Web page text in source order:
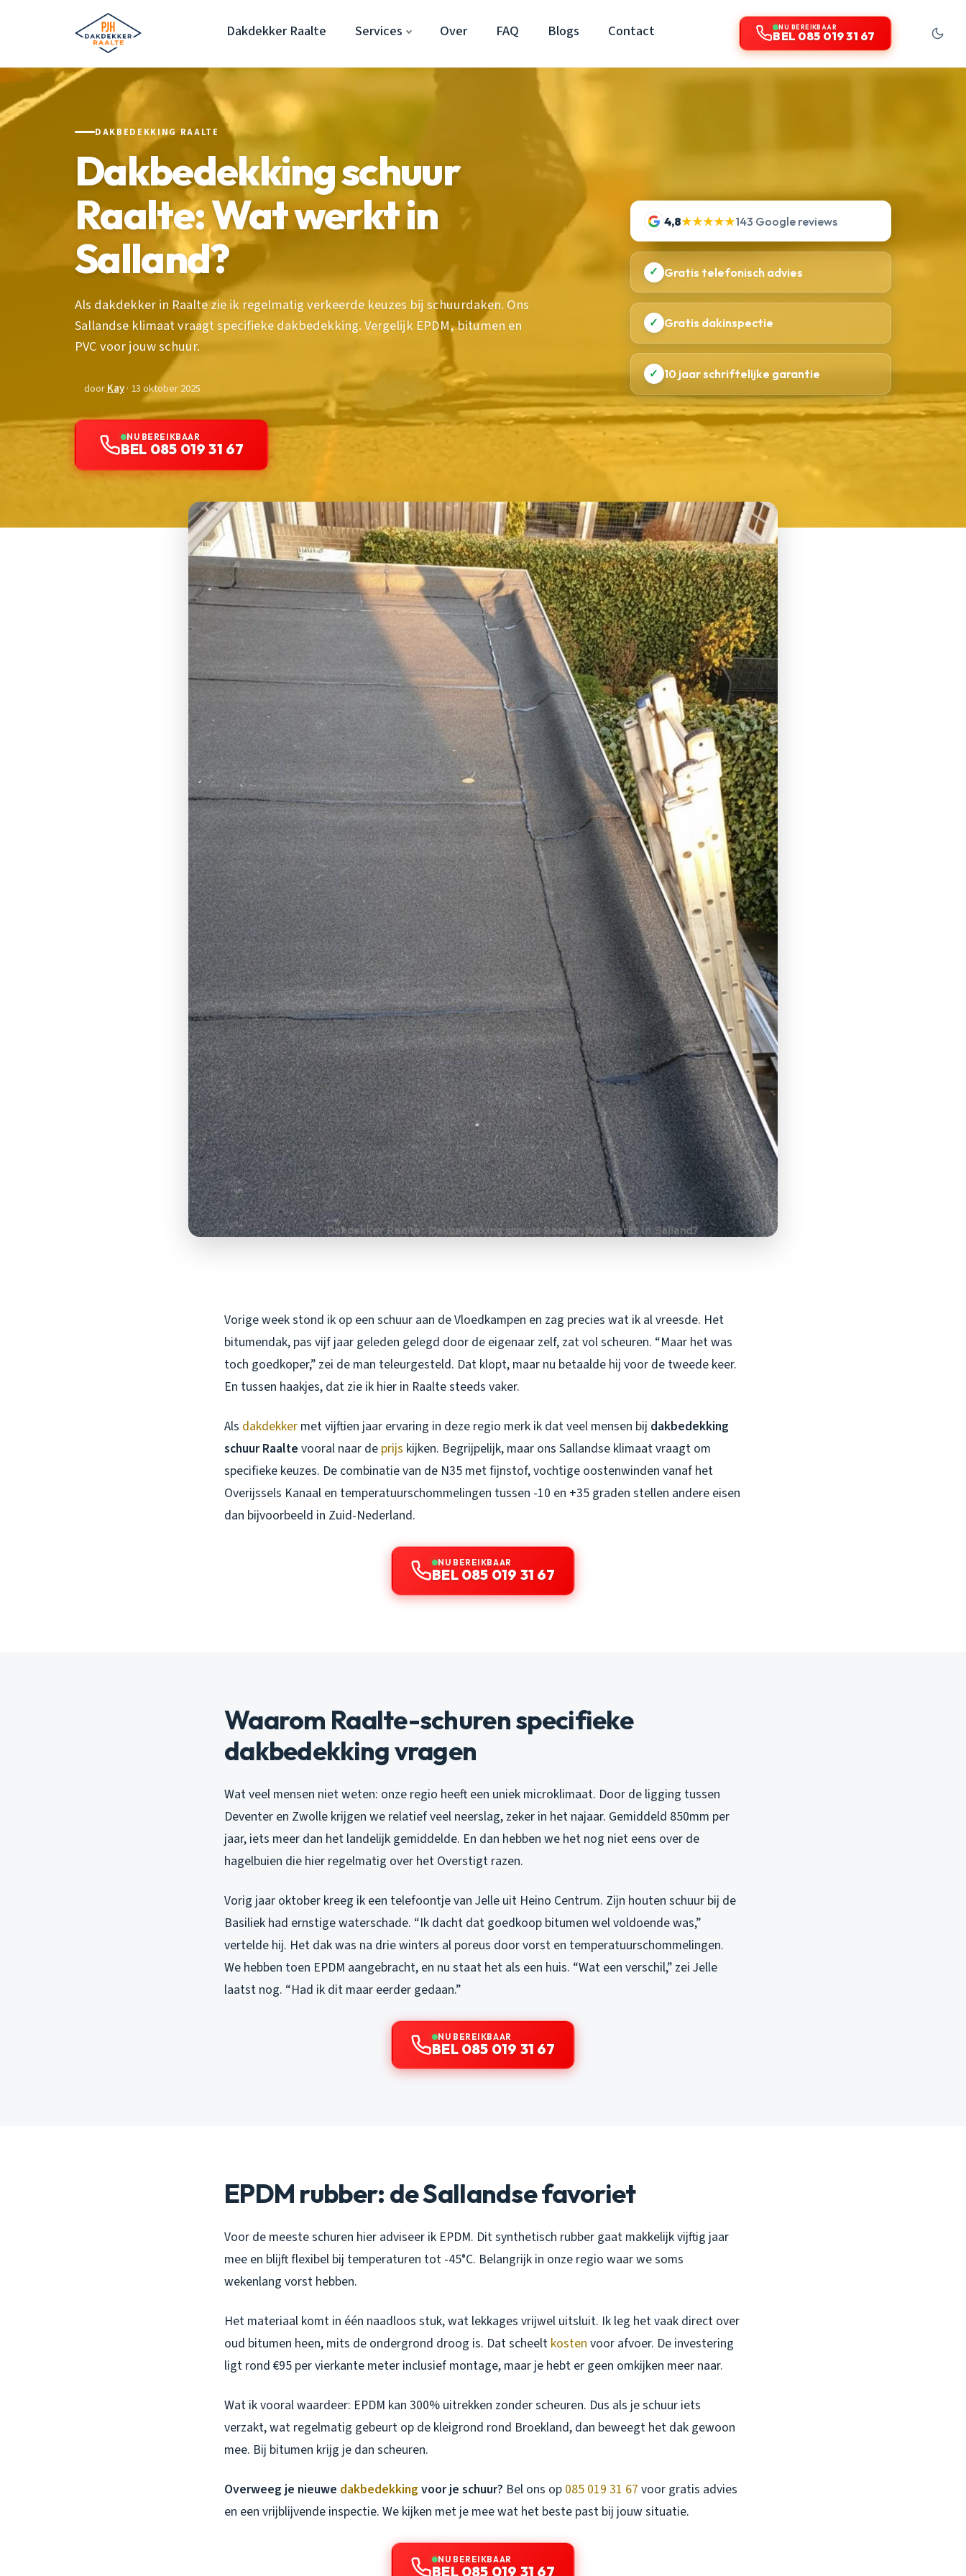
Dakdekker Raalte Services Over FAQ Blogs Contact NU BEREIKBAAR
BEL 085 019 31 67
DAKBEDEKKING RAALTE
Dakbedekking schuur
Raalte: Wat werkt in
Salland?
Als dakdekker in Raalte zie ik regelmatig verkeerde keuzes bij schuurdaken. Ons
Sallandse klimaat vraagt specifieke dakbedekking. Vergelijk EPDM, bitumen en
PVC voor jouw schuur.
doorKay· 13 oktober 2025
NU BEREIKBAAR
BEL 085 019 31 67
4,8★★★★★143 Google reviews
✓ Gratis telefonisch advies
✓ Gratis dakinspectie
✓ 10 jaar schriftelijke garantie
Vorige week stond ik op een schuur aan de Vloedkampen en zag precies wat ik al vreesde. Het
bitumendak, pas vijf jaar geleden gelegd door de eigenaar zelf, zat vol scheuren. “Maar het was
toch goedkoper,” zei de man teleurgesteld. Dat klopt, maar nu betaalde hij voor de tweede keer.
En tussen haakjes, dat zie ik hier in Raalte steeds vaker.
Als dakdekker met vijftien jaar ervaring in deze regio merk ik dat veel mensen bij dakbedekking
schuur Raalte vooral naar de prijs kijken. Begrijpelijk, maar ons Sallandse klimaat vraagt om
specifieke keuzes. De combinatie van de N35 met fijnstof, vochtige oostenwinden vanaf het
Overijssels Kanaal en temperatuurschommelingen tussen -10 en +35 graden stellen andere eisen
dan bijvoorbeeld in Zuid-Nederland.
NU BEREIKBAAR
BEL 085 019 31 67
Waarom Raalte-schuren specifieke
dakbedekking vragen
Wat veel mensen niet weten: onze regio heeft een uniek microklimaat. Door de ligging tussen
Deventer en Zwolle krijgen we relatief veel neerslag, zeker in het najaar. Gemiddeld 850mm per
jaar, iets meer dan het landelijk gemiddelde. En dan hebben we het nog niet eens over de
hagelbuien die hier regelmatig over het Overstigt razen.
Vorig jaar oktober kreeg ik een telefoontje van Jelle uit Heino Centrum. Zijn houten schuur bij de
Basiliek had ernstige waterschade. “Ik dacht dat goedkoop bitumen wel voldoende was,”
vertelde hij. Het dak was na drie winters al poreus door vorst en temperatuurschommelingen.
We hebben toen EPDM aangebracht, en nu staat het als een huis. “Wat een verschil,” zei Jelle
laatst nog. “Had ik dit maar eerder gedaan.”
NU BEREIKBAAR
BEL 085 019 31 67
EPDM rubber: de Sallandse favoriet
Voor de meeste schuren hier adviseer ik EPDM. Dit synthetisch rubber gaat makkelijk vijftig jaar
mee en blijft flexibel bij temperaturen tot -45°C. Belangrijk in onze regio waar we soms
wekenlang vorst hebben.
Het materiaal komt in één naadloos stuk, wat lekkages vrijwel uitsluit. Ik leg het vaak direct over
oud bitumen heen, mits de ondergrond droog is. Dat scheelt kosten voor afvoer. De investering
ligt rond €95 per vierkante meter inclusief montage, maar je hebt er geen omkijken meer naar.
Wat ik vooral waardeer: EPDM kan 300% uitrekken zonder scheuren. Dus als je schuur iets
verzakt, wat regelmatig gebeurt op de kleigrond rond Broekland, dan beweegt het dak gewoon
mee. Bij bitumen krijg je dan scheuren.
Overweeg je nieuwe dakbedekking voor je schuur? Bel ons op 085 019 31 67 voor gratis advies
en een vrijblijvende inspectie. We kijken met je mee wat het beste past bij jouw situatie.
NU BEREIKBAAR
BEL 085 019 31 67